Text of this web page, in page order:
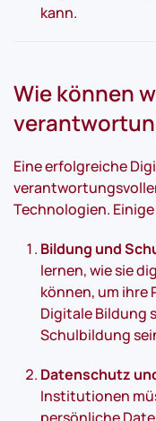
kann.
Wie können
Eine erfolgreiche
Technologien.
Bildung und
lernen, wie sie
können, um ihre
Digitale Bildung
Schulbildung
Datenschutz
Institutionen